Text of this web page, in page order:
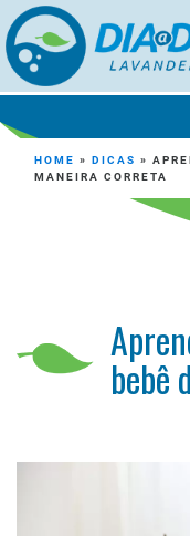
bebê
HOME » DICAS »
MANEIRA CORRETA